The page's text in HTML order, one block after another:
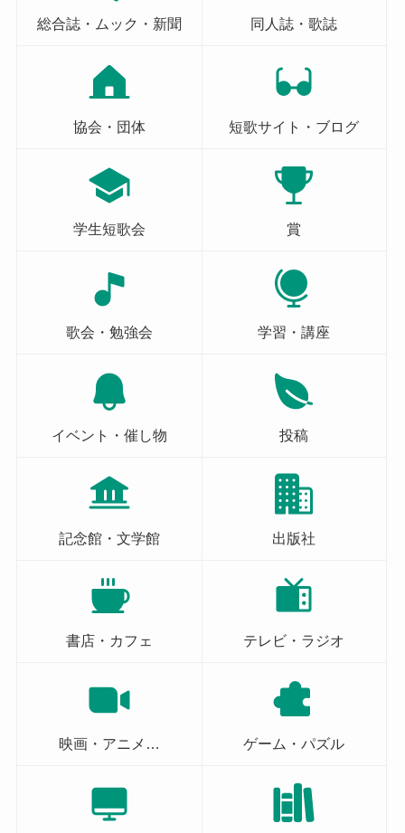
総合誌・ムック・新聞 同人誌・歌誌
協会・団体 短歌サイト・ブログ
学生短歌会 賞
歌会・勉強会 学習・講座
イベント・催し物 投稿
記念館・文学館 出版社
書店・カフェ テレビ・ラジオ
映画・アニメ… ゲーム・パズル